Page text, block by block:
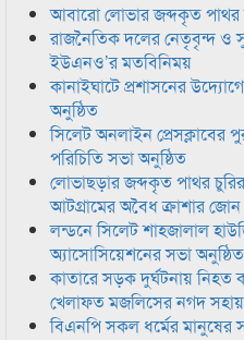
আবারো লোভার জব্দকৃত পাথর
রাজনৈতিক দলের নেতৃবৃন্দ ও
ইউএনও’র মতবিনিময়
কানাইঘাটে প্রশাসনের
অনুষ্ঠিত
সিলেট অনলাইন প্রেসক্লাবের
পরিচিতি সভা অনুষ্ঠিত
লোভাছড়ার জব্দকৃত পাথর
আটগ্রামের অবৈধ ক্রাশার জোন
লন্ডনে সিলেট শাহজালাল
অ্যাসোসিয়েশনের সভা অনুষ্ঠিত
কাতারে সড়ক দুর্ঘটনায় নিহত
খেলাফত মজলিসের নগদ
বিএনপি সকল ধর্মের মানুষের